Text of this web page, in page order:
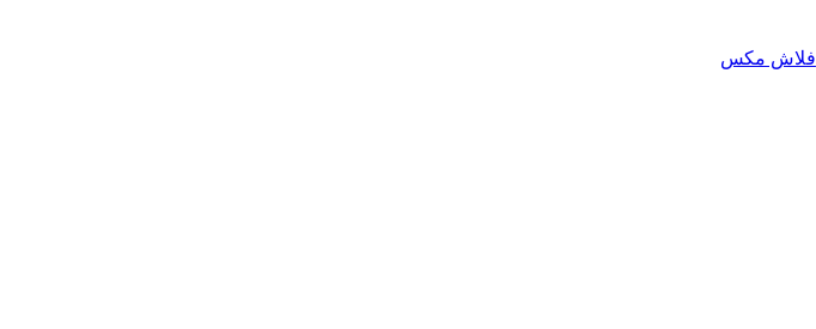
فلاش مکس